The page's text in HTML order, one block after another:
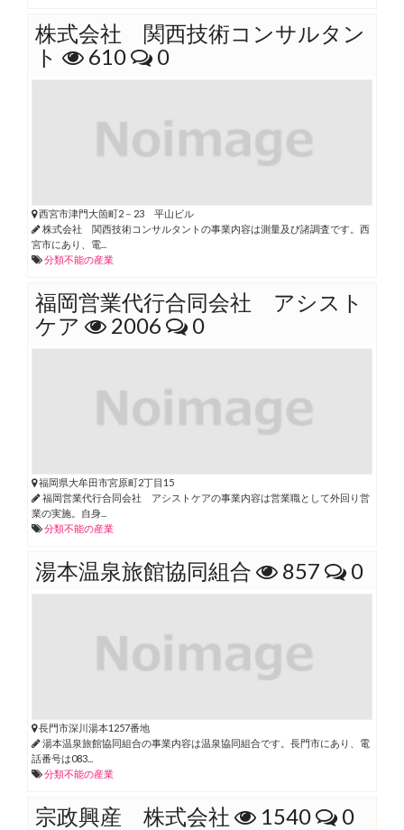
株式会社 関西技術コンサルタン
ト
610 0
西宮市津門大箇町2－23 平山ビル
株式会社 関西技術コンサルタントの事業内容は測量及び諸調査です。西
宮市にあり、電...
分類不能の産業
福岡営業代行合同会社 アシスト
ケア
2006 0
福岡県大牟田市宮原町2丁目15
福岡営業代行合同会社 アシストケアの事業内容は営業職として外回り営
業の実施。自身...
分類不能の産業
湯本温泉旅館協同組合 857 0
長門市深川湯本1257番地
湯本温泉旅館協同組合の事業内容は温泉協同組合です。長門市にあり、電
話番号は083...
分類不能の産業
宗政興産 株式会社 1540 0